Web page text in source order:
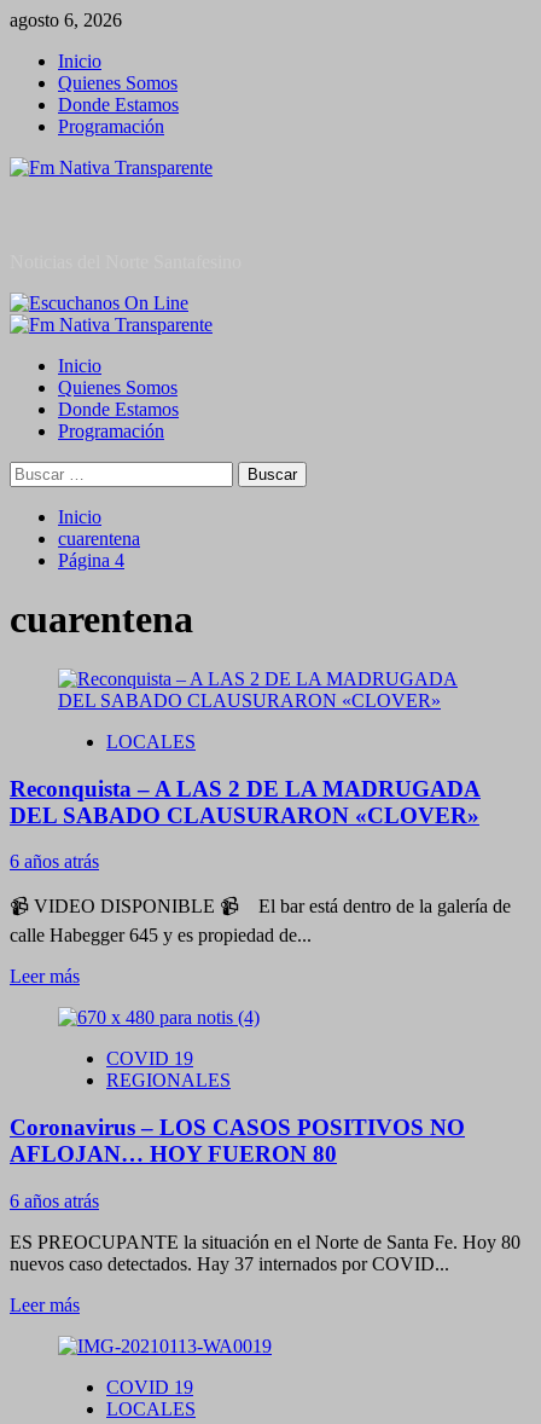
Saltar
contenido
agosto 6, 2026
Inicio
Quienes Somos
Donde Estamos
Programación
Menú
Inicio
Quienes Somos
Donde Estamos
Programación
Buscar:
Inicio
cuarentena
Página 4
cuarentena
LOCALES
Reconquista – A LAS 2 DE LA MADRUGADA
DEL SABADO CLAUSURARON «CLOVER»
6 años atrás
📹 VIDEO DISPONIBLE 📹 El bar está dentro de la galería de
calle Habegger 645 y es propiedad de...
Leer másLeer
sobre
–
A
2
DE
LA
MADRUGADA
DEL
SABADO
CLAUSURARON
COVID 19
REGIONALES
Coronavirus – LOS CASOS POSITIVOS NO
AFLOJAN… HOY FUERON 80
6 años atrás
ES PREOCUPANTE la situación en el Norte de Santa Fe. Hoy 80
nuevos caso detectados. Hay 37 internados por COVID...
Leer másLeer
sobre
–
LOS
COVID 19
LOCALES